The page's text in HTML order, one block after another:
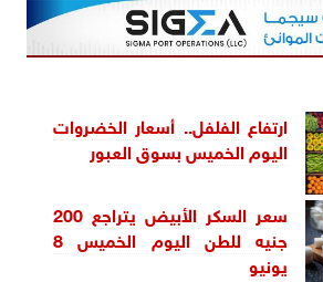
ارتفاع الفلفل.. أسعار الخضروات
اليوم الخميس بسوق العبور
سعر السكر الأبيض يتراجع 200
جنيه للطن اليوم الخميس 8
يونيو